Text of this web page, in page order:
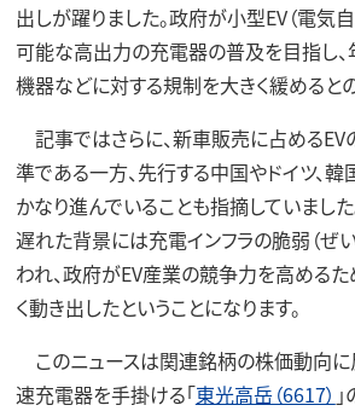
出しが躍りました。政府が小型EV（電気
可能な高出力の充電器の普及を目指し
機器などに対する規制を大きく緩めると
記事ではさらに、新車販売に占める
準である一方、先行する中国やドイツ、
かなり進んでいることも指摘していまし
遅れた背景には充電インフラの脆弱（ぜ
われ、政府がEV産業の競争力を高める
く動き出したということになります。
このニュースは関連銘柄の株価動向に
速充電器を手掛ける「東光高岳（6617）